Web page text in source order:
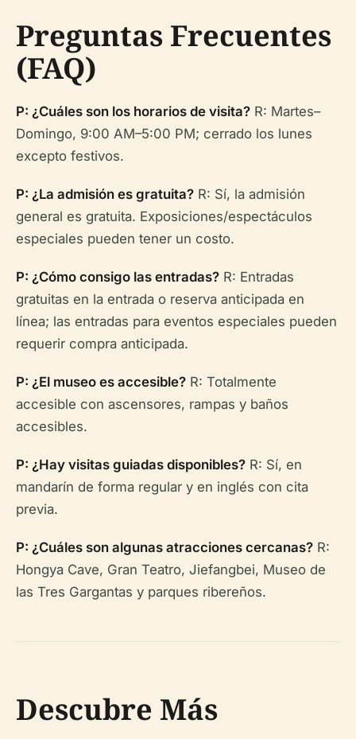
Preguntas Frecuentes
(FAQ)
P: ¿Cuáles son los horarios de visita? R: Martes–
Domingo, 9:00 AM–5:00 PM; cerrado los lunes
excepto festivos.
P: ¿La admisión es gratuita? R: Sí, la admisión
general es gratuita. Exposiciones/espectáculos
especiales pueden tener un costo.
P: ¿Cómo consigo las entradas? R: Entradas
gratuitas en la entrada o reserva anticipada en
línea; las entradas para eventos especiales pueden
requerir compra anticipada.
P: ¿El museo es accesible? R: Totalmente
accesible con ascensores, rampas y baños
accesibles.
P: ¿Hay visitas guiadas disponibles? R: Sí, en
mandarín de forma regular y en inglés con cita
previa.
P: ¿Cuáles son algunas atracciones cercanas? R:
Hongya Cave, Gran Teatro, Jiefangbei, Museo de
las Tres Gargantas y parques ribereños.
Descubre Más